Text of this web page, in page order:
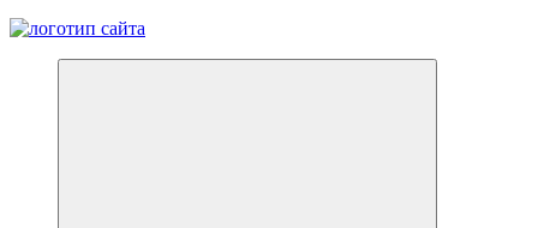
Все самое интересное, вдохновляющее и тайное внутри.